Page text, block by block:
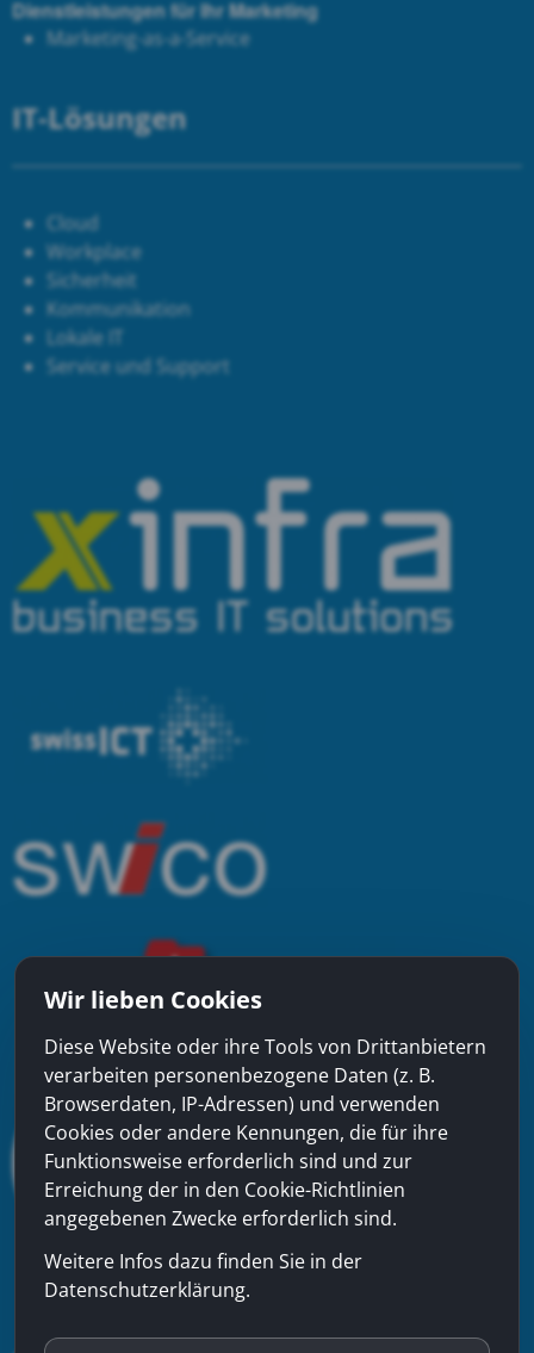
Dienstleistungen für Ihr Marketing
Marketing-as-a-Service
IT-Lösungen
Cloud
Workplace
Sicherheit
Kommunikation
Lokale IT
Service und Support
Wir lieben Cookies
Diese Website oder ihre Tools von Drittanbietern
verarbeiten personenbezogene Daten (z. B.
Browserdaten, IP-Adressen) und verwenden
Cookies oder andere Kennungen, die für ihre
Funktionsweise erforderlich sind und zur
Erreichung der in den Cookie-Richtlinien
angegebenen Zwecke erforderlich sind.
Weitere Infos dazu finden Sie in der
Datenschutzerklärung.